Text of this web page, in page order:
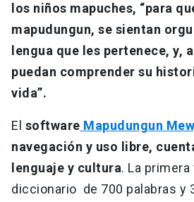
los niños mapuches, “para
mapudungun, se sientan
lengua que les pertenece, y,
puedan comprender su
vida”.
El software Mapudungun
navegación y uso libre,
lenguaje y cultura. La
diccionario de 700 palabras y